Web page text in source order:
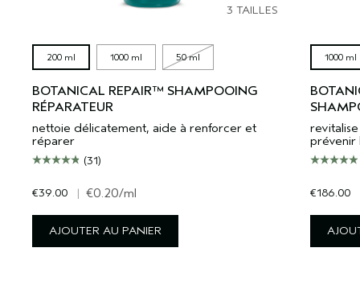
3 TAILLES
200 ml 1000 ml 50 ml
BOTANICAL REPAIR™ SHAMPOOING
RÉPARATEUR
nettoie délicatement, aide à renforcer et
réparer
(31)
€39.00 | €0.20/ml
AJOUTER AU PANIER
1000 ml
prévenir
€186.00